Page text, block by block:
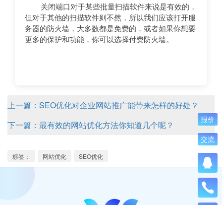
关闭端口对于某些批量扫描软件来说是有效的，
但对于其他的扫描软件则不然，所以我们应该打开服
务器的防火墙，大多数都是免费的，或者如果你想要
更多的保护和功能，你可以选择付费防火墙。
上一篇：SEO优化对企业网站推广能带来怎样的好处？
下一篇：最有效的网站优化方法你知道几个呢？
标签： 网站优化 SEO优化
报价
交流